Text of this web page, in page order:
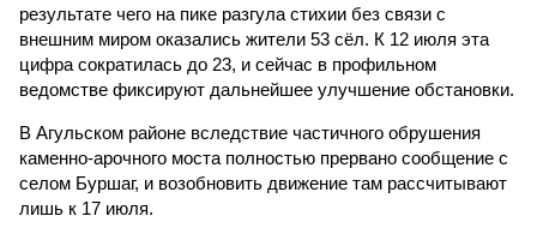
результате чего на пике разгула стихии без связи с
внешним миром оказались жители 53 сёл. К 12 июля эта
цифра сократилась до 23, и сейчас в профильном
ведомстве фиксируют дальнейшее улучшение обстановки.
В Агульском районе вследствие частичного обрушения
каменно-арочного моста полностью прервано сообщение с
селом Буршаг, и возобновить движение там рассчитывают
лишь к 17 июля.